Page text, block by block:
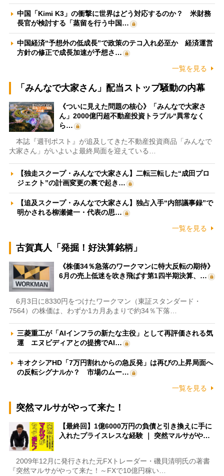
中国「Kimi K3」の衝撃に世界はどう対応するのか？ 米財務
長官が検討する「蒸留を行う中国…
中国経済“予想外の低成長”で政策のテコ入れ必至か 経済運営
方針の修正で成長加速が予想さ…
一覧を見る
「みんなで大家さん」配当ストップ騒動の内幕
《ついに見えた問題の核心》「みんなで大家さ
ん」2000億円超不動産投資トラブル“異常なく
ら…
本誌『週刊ポスト』が追及してきた不動産投資商品「みんなで
大家さん」がいよいよ最終局面を迎えている…
【独走スクープ・みんなで大家さん】二転三転した“成田プロ
ジェクト”の計画変更の裏で起き…
【追及スクープ・みんなで大家さん】独占入手“内部議事録”で
明かされる柳瀬健一・代表の思…
一覧を見る
古賀真人「発掘！好決算銘柄」
《株価34％急落のワークマンに特大反転の期待》
6月の売上低迷を吹き飛ばす第1四半期決算、…
6月3日に8330円をつけたワークマン（東証スタンダード・
7564）の株価は、わずか1カ月あまりで約34％下落…
三菱重工が「AIインフラの新たな主役」として再評価される気
運 エヌビディアとの提携でAI…
キオクシアHD「7万円割れからの急反発」は再びの上昇局面へ
の反転シグナルか？ 市場のムー…
一覧を見る
突然マルサがやって来た！
【最終回】1億6000万円の負債と引き換えに手に
入れたプライスレスな経験 ｜ 突然マルサがや…
2009年12月に発行された元FXトレーダー・磯貝清明氏の著書
『突然マルサがやって来た！～FXで10億円稼い…